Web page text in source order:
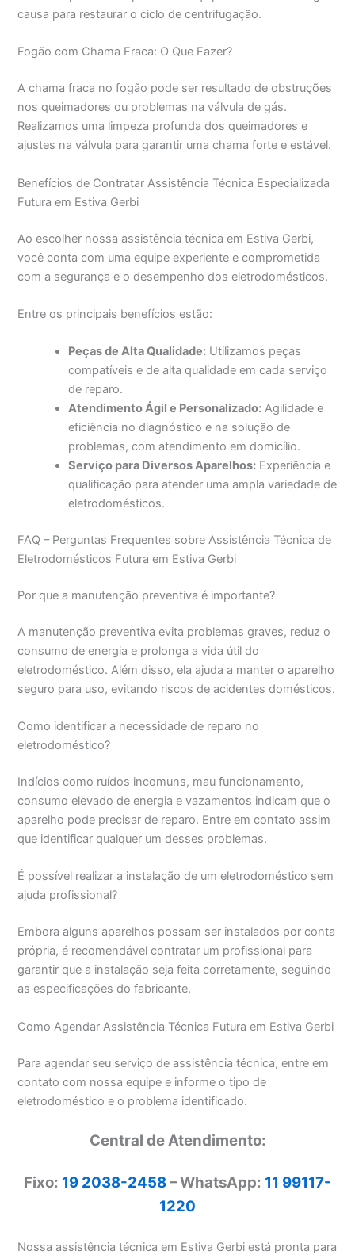
causa para restaurar o ciclo de centrifugação.
Fogão com Chama Fraca: O Que Fazer?
A chama fraca no fogão pode ser resultado de obstruções
nos queimadores ou problemas na válvula de gás.
Realizamos uma limpeza profunda dos queimadores e
ajustes na válvula para garantir uma chama forte e estável.
Benefícios de Contratar Assistência Técnica Especializada
Futura em Estiva Gerbi
Ao escolher nossa assistência técnica em Estiva Gerbi,
você conta com uma equipe experiente e comprometida
com a segurança e o desempenho dos eletrodomésticos.
Entre os principais benefícios estão:
Peças de Alta Qualidade: Utilizamos peças
compatíveis e de alta qualidade em cada serviço
de reparo.
Atendimento Ágil e Personalizado: Agilidade e
eficiência no diagnóstico e na solução de
problemas, com atendimento em domicílio.
Serviço para Diversos Aparelhos: Experiência e
qualificação para atender uma ampla variedade de
eletrodomésticos.
FAQ – Perguntas Frequentes sobre Assistência Técnica de
Eletrodomésticos Futura em Estiva Gerbi
Por que a manutenção preventiva é importante?
A manutenção preventiva evita problemas graves, reduz o
consumo de energia e prolonga a vida útil do
eletrodoméstico. Além disso, ela ajuda a manter o aparelho
seguro para uso, evitando riscos de acidentes domésticos.
Como identificar a necessidade de reparo no
eletrodoméstico?
Indícios como ruídos incomuns, mau funcionamento,
consumo elevado de energia e vazamentos indicam que o
aparelho pode precisar de reparo. Entre em contato assim
que identificar qualquer um desses problemas.
É possível realizar a instalação de um eletrodoméstico sem
ajuda profissional?
Embora alguns aparelhos possam ser instalados por conta
própria, é recomendável contratar um profissional para
garantir que a instalação seja feita corretamente, seguindo
as especificações do fabricante.
Como Agendar Assistência Técnica Futura em Estiva Gerbi
Para agendar seu serviço de assistência técnica, entre em
contato com nossa equipe e informe o tipo de
eletrodoméstico e o problema identificado.
Central de Atendimento:
Fixo: 19 2038-2458– WhatsApp: 11 99117-
1220
Nossa assistência técnica em Estiva Gerbi está pronta para